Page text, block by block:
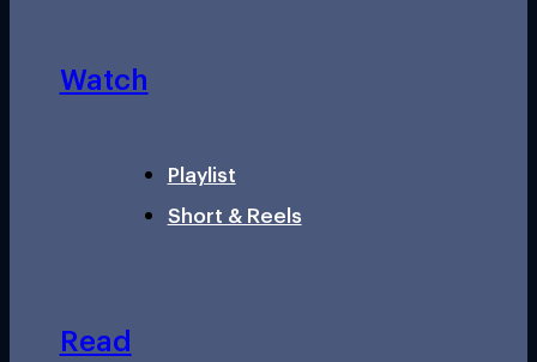
Watch
Playlist
Short & Reels
Read